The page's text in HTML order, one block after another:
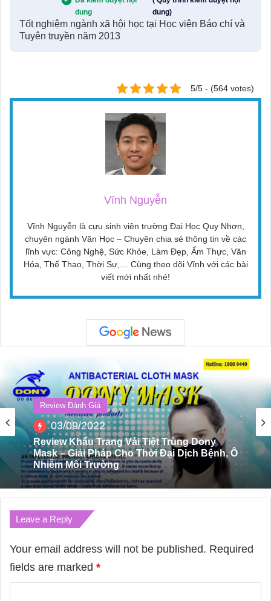
dung
dung)
Tốt nghiệm ngành xã hội học tại Học viện Báo chí và
Tuyên truyền năm 2013
5/5 - (564 votes)
Vĩnh Nguyễn
Vĩnh Nguyễn là cựu sinh viên trường Đại Học Quy Nhơn,
chuyên ngành Văn Học – Chuyên chia sẻ thông tin về các
lĩnh vực: Công Nghệ, Sức Khỏe, Làm Đẹp, Ẩm Thực, Văn
Hóa, Thể Thao, Thời Sự,… Cùng theo dõi Vĩnh với các bài
viết mới nhất nhé!
Review Đánh Giá
03/09/2022
Review Khẩu Trang Vải Tiệt Trùng Dony
Mask – Giải Pháp Cho Thời Đại Dịch Bệnh, Ô
Nhiễm Môi Trường
Review Đánh Giá
01/09/2022
Review Serum Trị Mụn Linh Chi Đỏ Của Dori
Leave a Reply
Your email address will not be published. Required
fields are marked *